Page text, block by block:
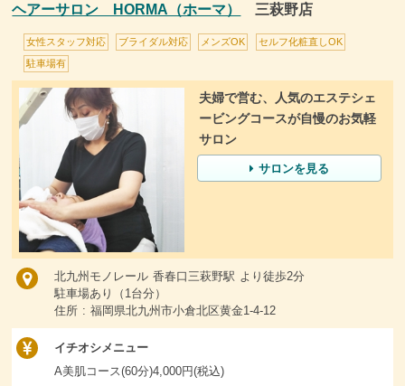
ヘアーサロン HORMA（ホーマ） 三萩野店
女性スタッフ対応 ブライダル対応 メンズOK セルフ化粧直しOK
駐車場有
夫婦で営む、人気のエステシェ
ービングコースが自慢のお気軽
サロン
サロンを見る
北九州モノレール 香春口三萩野駅 より徒歩2分
駐車場あり（1台分）
住所 : 福岡県北九州市小倉北区黄金1-4-12
イチオシメニュー
A美肌コース(60分)4,000円(税込)